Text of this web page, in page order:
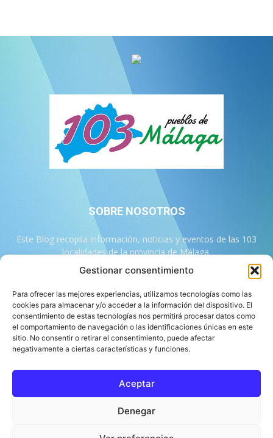
Gestionar consentimiento
Para ofrecer las mejores experiencias, utilizamos tecnologías como las
cookies para almacenar y/o acceder a la información del dispositivo. El
consentimiento de estas tecnologías nos permitirá procesar datos como
el comportamiento de navegación o las identificaciones únicas en este
sitio. No consentir o retirar el consentimiento, puede afectar
negativamente a ciertas características y funciones.
Aceptar
Denegar
SOBRE NOSOTROS
Este Blog recopila información, noticias y eventos de las 103
localidades de la provincia de Málaga.
Contáctanos: info@103malaga.com
SÍGUENOS
Equipo de 103 Málaga
Aviso Legal